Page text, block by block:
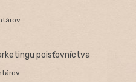
poisťovníctva